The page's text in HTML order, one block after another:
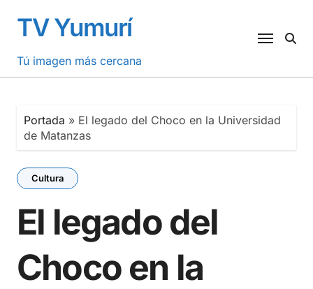
contenido
TV Yumurí
Tú imagen más cercana
Portada » El legado del Choco en la Universidad
de Matanzas
Cultura
El legado del
Choco en la